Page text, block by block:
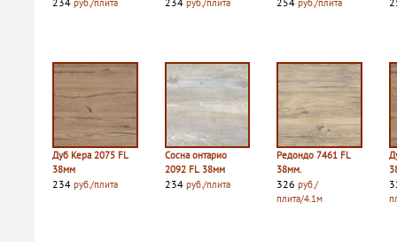
Дуб Кера 2075 FL
38мм
234 руб./плита
Сосна онтарио
2092 FL 38мм
234 руб./плита
Редондо 7461 FL
38мм.
326руб./
плита/4.1м